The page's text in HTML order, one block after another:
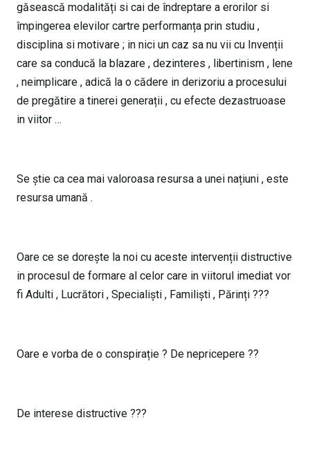
găsească modalități si cai de îndreptare a erorilor si
împingerea elevilor cartre performanța prin studiu ,
disciplina si motivare ; in nici un caz sa nu vii cu Invenții
care sa conducă la blazare , dezinteres , libertinism , lene
, neimplicare , adică la o cădere in derizoriu a procesului
de pregătire a tinerei generații , cu efecte dezastruoase
in viitor …
Se știe ca cea mai valoroasa resursa a unei națiuni , este
resursa umană .
Oare ce se dorește la noi cu aceste intervenții distructive
in procesul de formare al celor care in viitorul imediat vor
fi Adulti , Lucrători , Specialiști , Familiști , Părinți ???
Oare e vorba de o conspirație ? De nepricepere ??
De interese distructive ???